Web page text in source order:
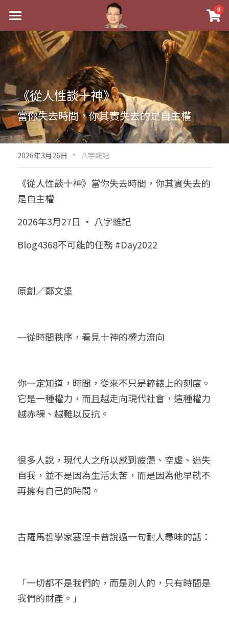
0
最新消息
關於我
實體經營
祖傳命理
手工印鑑
課程介紹
五行八字學
後天派陽宅
Blog
黃金會員專區
八字雜記
心靈成長
人氣最高
站長精選
好書推廌
試閱專區
Podcast聽書
團隊訓練營
八字視頻
陽宅視頻
自我挑戰
線上學苑
八字初階班1
八字初階班2
八字進階班
八字高階班
五行計算初階班
團隊訓練營
命理商城
八字完整班
《十神高階實戰錄》完整典藏版
八字批命
我的著作
科學八字推理1
科學八字推理3
輕鬆學會科學八字推理
與我預約
上課預約
FB粉絲頁
搜索
《從人性談十神》
當你失去時間，你其實失去的是自主權
2026年3月26日 · 八字雜記
《從人性談十神》當你失去時間，你其實失去的
是自主權
2026年3月27日 · 八字雜記
Blog4368不可能的任務 #Day2022
原創／鄭文堡
─從時間秩序，看見十神的權力流向
你一定知道，時間，從來不只是鐘錶上的刻度。
它是一種權力，而且越走向現代社會，這種權力
越赤裸、越難以反抗。
很多人說，現代人之所以感到疲憊、空虛、迷失
自我，並不是因為生活太苦，而是因為他早就不
再擁有自己的時間。
古羅馬哲學家塞涅卡曾說過一句耐人尋味的話：
「一切都不是我們的，而是別人的，只有時間是
我們的財產。」
×
商品分類
八字線上完整班
科學八字推理PDF
《十神高階實戰錄》完整典藏版
1美元超值PDF
Podcast聽書
八字線上批命
小兒命名